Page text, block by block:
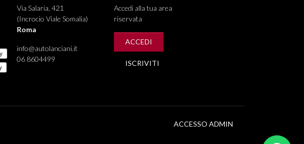
Via Salaria, 421
(Incrocio Viale Somalia)
Roma
info@autolanciani.it
06 8604499
Accedi alla tua area
riservata
ACCEDI
ISCRIVITI
ACCESSO ADMIN